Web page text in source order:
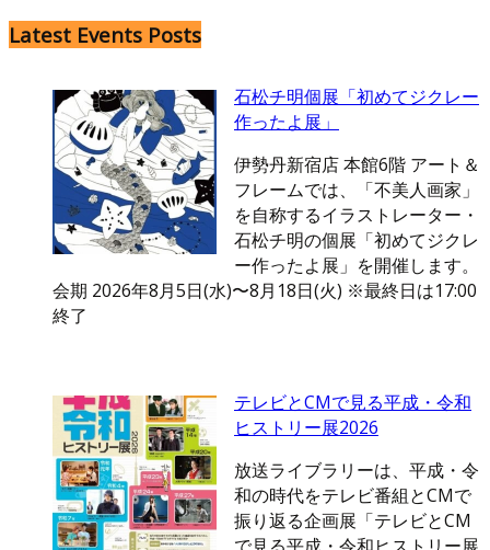
Latest Events Posts
石松チ明個展「初めてジクレー
作ったよ展」
伊勢丹新宿店 本館6階 アート＆
フレームでは、「不美人画家」
を自称するイラストレーター・
石松チ明の個展「初めてジクレ
ー作ったよ展」を開催します。
会期 2026年8月5日(水)〜8月18日(火) ※最終日は17:00
終了
テレビとCMで見る平成・令和
ヒストリー展2026
放送ライブラリーは、平成・令
和の時代をテレビ番組とCMで
振り返る企画展「テレビとCM